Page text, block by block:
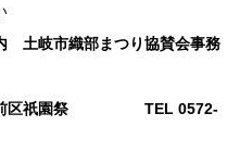
岐市織部まつり協賛会事務
前区祇園祭 TEL 0572-